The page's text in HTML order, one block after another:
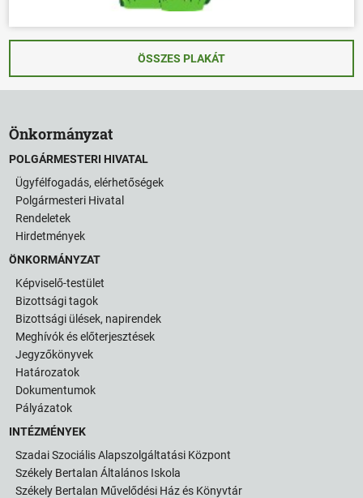
ÖSSZES PLAKÁT
Önkormányzat
POLGÁRMESTERI HIVATAL
Ügyfélfogadás, elérhetőségek
Polgármesteri Hivatal
Rendeletek
Hirdetmények
ÖNKORMÁNYZAT
Képviselő-testület
Bizottsági tagok
Bizottsági ülések, napirendek
Meghívók és előterjesztések
Jegyzőkönyvek
Határozatok
Dokumentumok
Pályázatok
INTÉZMÉNYEK
Szadai Szociális Alapszolgáltatási Központ
Székely Bertalan Általános Iskola
Székely Bertalan Művelődési Ház és Könyvtár